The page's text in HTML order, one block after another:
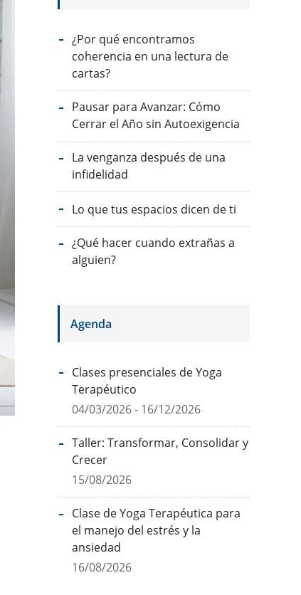
¿Por qué encontramos
coherencia en una lectura de
cartas?
Pausar para Avanzar: Cómo
Cerrar el Año sin Autoexigencia
La venganza después de una
infidelidad
Lo que tus espacios dicen de ti
¿Qué hacer cuando extrañas a
alguien?
Agenda
Clases presenciales de Yoga
Terapéutico
04/03/2026 - 16/12/2026
Taller: Transformar, Consolidar y
Crecer
15/08/2026
Clase de Yoga Terapéutica para
el manejo del estrés y la
ansiedad
16/08/2026